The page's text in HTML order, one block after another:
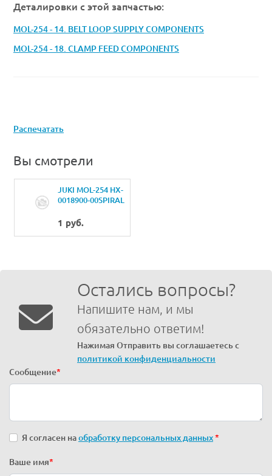
Деталировки с этой запчастью:
MOL-254 - 14. BELT LOOP SUPPLY COMPONENTS
MOL-254 - 18. CLAMP FEED COMPONENTS
Распечатать
Вы смотрели
JUKI MOL-254 HX-
0018900-00SPIRAL
1 руб.
Остались вопросы?
Напишите нам, и мы
обязательно ответим!
Нажимая Отправить вы соглашаетесь с
политикой конфиденциальности
Сообщение*
Я согласен наобработку персональных данных*
Ваше имя*